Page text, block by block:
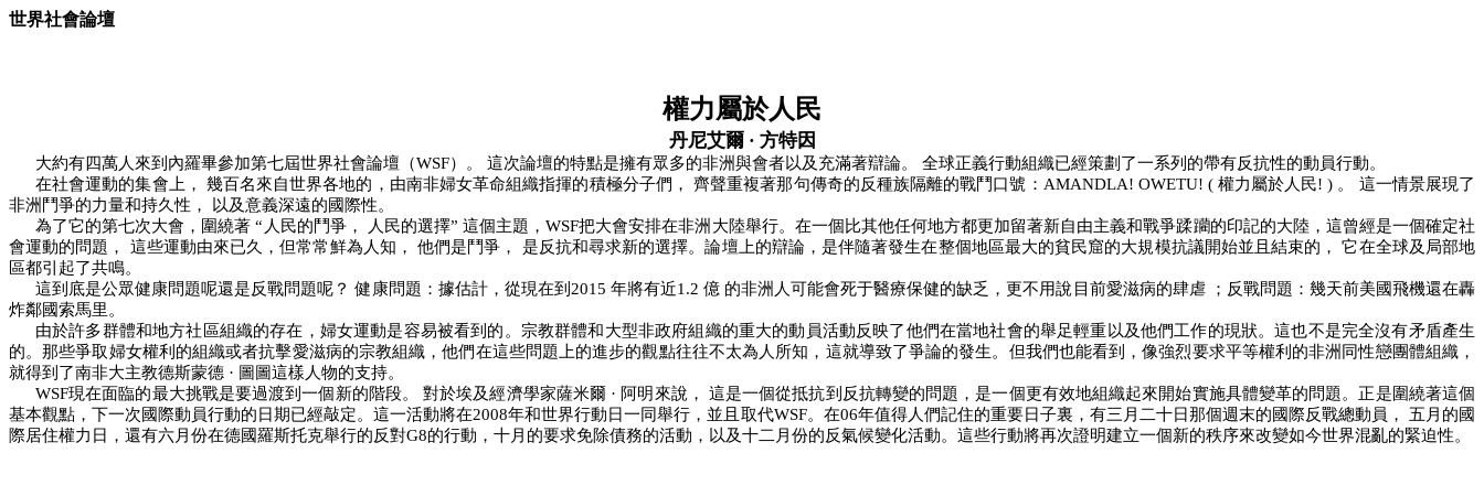
世界社會論壇
權力屬於人民
丹尼艾爾 · 方特因
大約有四萬人來到內羅畢參加第七屆世界社會論壇（WSF）。 這次論壇的特點是擁有眾多的非洲與會者以及充滿著辯論。
全球正義行動組織已經策劃了一系列的帶有反抗性的動員行動。
在社會運動的集會上，
幾百名來自世界各地的，由南非婦女革命組織指揮的積極分子們， 齊聲重複著那句傳奇的反種族隔離的戰鬥口號： AMANDLA! OWETU! ( 權力屬於人民! ) 。
這一情景展現了
非洲鬥爭的力量和持久性，
以及意義深遠的國際性。
為了它的第七次大會，圍繞著 “ 人民的鬥爭， 人民的選擇”這個主題，WSF把大會安排在非洲大陸舉行。在一個比其他任何地方都更加留著新自由主義和戰爭蹂躪的印記的大陸，這曾經是一個確定社
會運動的問題，
這些運動由來已久，但常常鮮為人知， 他們是鬥爭， 是反抗和尋求新的選擇。論壇上的辯論，是伴隨著發生在整個地區最大的貧民窟的大規模抗議開始並且結束的，
它在全球及局部地
區都引起了共鳴。
這到底是公眾健康問題呢還是反戰問題呢？ 健康問題：據估計，從現在到 2015 年將有近1.2 億 的非洲人可能會死于醫療保健的缺乏，更不用說目前愛滋病的肆虐
；反戰問題：幾天前美國飛機還在轟
炸鄰國索馬里。
由於許多群體和地方社區組織的存在，婦女運動是容易被看到的。宗教群體和大型非政府組織的重大的動員活動反映了他們在當地社會的舉足輕重以及他們工作的現狀。這也不是完全沒有矛盾產生
的。那些爭取婦女權利的組織或者抗擊愛滋病的宗教組織，他們在這些問題上的進步的觀點往往不太為人所知，這就導致了爭論的發生。但我們也能看到，像強烈要求平等權利的非洲同性戀團體組織，
就得到了南非大主教德斯蒙德 · 圖圖這樣人物的支持。
WSF現在面臨的最大挑戰是要過渡到一個新的階段。 對於埃及經濟學家薩米爾 · 阿明來說，
這是一個從抵抗到反抗轉變的問題，是一個更有效地組織起來開始實施具體變革的問題。正是圍繞著這個
基本觀點，下一次國際動員行動的日期已經敲定。這一活動將在2008年和世界行動日一同舉行，並且取代WSF。在06年值得人們記住的重要日子裏，有三月二十日那個週末的國際反戰總動員，
五月的國
際居住權力日，還有六月份在德國羅斯托克舉行的反對G8的行動，十月的要求免除債務的活動，以及十二月份的反氣候變化活動。這些行動將再次證明建立一個新的秩序來改變如今世界混亂的緊迫性。